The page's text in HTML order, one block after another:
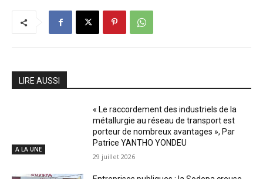
LIRE AUSSI
A LA UNE
« Le raccordement des industriels de la
métallurgie au réseau de transport est
porteur de nombreux avantages », Par
Patrice YANTHO YONDEU
29 juillet 2026